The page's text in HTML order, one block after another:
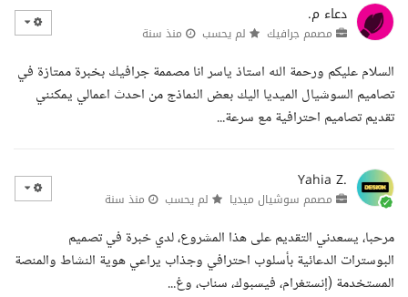
دعاء م.
مصمم جرافيك لم يحسب منذ سنة
السلام عليكم ورحمة الله استاذ ياسر انا مصممة جرافيك بخبرة ممتازة في
تصاميم السوشيال الميديا اليك بعض النماذج من احدث اعمالي يمكنني
تقديم تصاميم احترافية مع سرعة...
Yahia Z.
مصمم سوشيال ميديا لم يحسب منذ سنة
مرحبا، يسعدني التقديم على هذا المشروع، لدي خبرة في تصميم
البوسترات الدعائية بأسلوب احترافي وجذاب يراعي هوية النشاط والمنصة
المستخدمة (إنستغرام، فيسبوك، سناب، وغ...